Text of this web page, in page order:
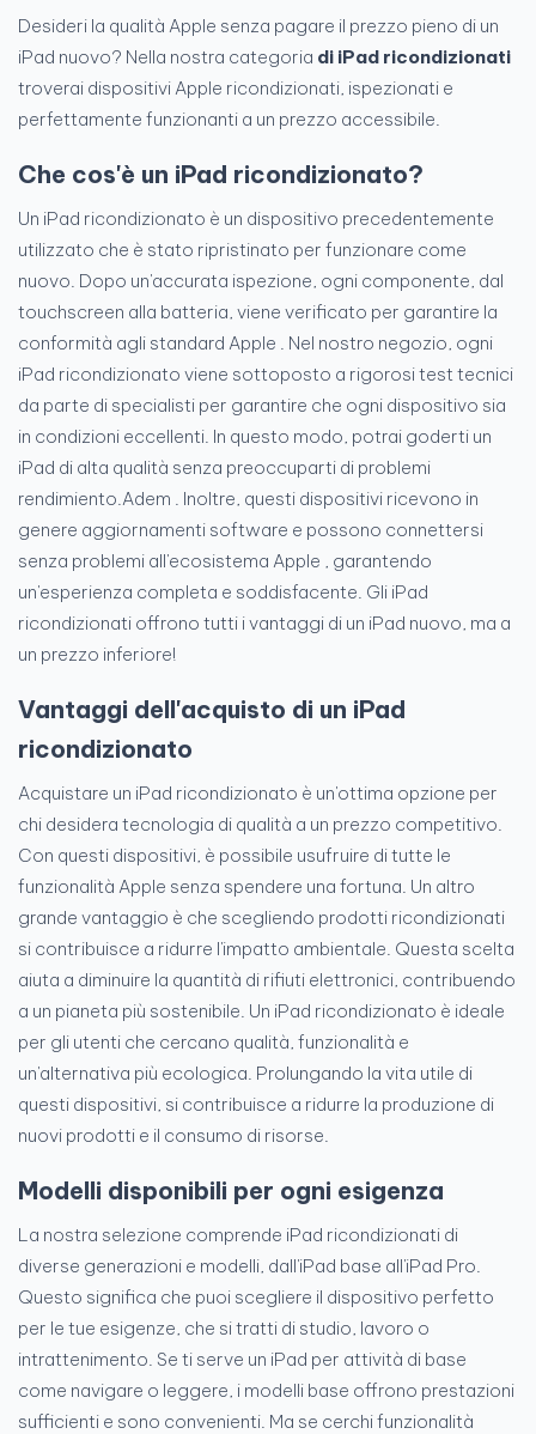
Desideri la qualità Apple senza pagare il prezzo pieno di un
iPad nuovo? Nella nostra categoria di iPad ricondizionati
troverai dispositivi Apple ricondizionati, ispezionati e
perfettamente funzionanti a un prezzo accessibile.
Che cos'è un iPad ricondizionato?
Un iPad ricondizionato è un dispositivo precedentemente
utilizzato che è stato ripristinato per funzionare come
nuovo. Dopo un'accurata ispezione, ogni componente, dal
touchscreen alla batteria, viene verificato per garantire la
conformità agli standard Apple . Nel nostro negozio, ogni
iPad ricondizionato viene sottoposto a rigorosi test tecnici
da parte di specialisti per garantire che ogni dispositivo sia
in condizioni eccellenti. In questo modo, potrai goderti un
iPad di alta qualità senza preoccuparti di problemi
rendimiento.Adem . Inoltre, questi dispositivi ricevono in
genere aggiornamenti software e possono connettersi
senza problemi all'ecosistema Apple , garantendo
un'esperienza completa e soddisfacente. Gli iPad
ricondizionati offrono tutti i vantaggi di un iPad nuovo, ma a
un prezzo inferiore!
Vantaggi dell'acquisto di un iPad
ricondizionato
Acquistare un iPad ricondizionato è un'ottima opzione per
chi desidera tecnologia di qualità a un prezzo competitivo.
Con questi dispositivi, è possibile usufruire di tutte le
funzionalità Apple senza spendere una fortuna. Un altro
grande vantaggio è che scegliendo prodotti ricondizionati
si contribuisce a ridurre l'impatto ambientale. Questa scelta
aiuta a diminuire la quantità di rifiuti elettronici, contribuendo
a un pianeta più sostenibile. Un iPad ricondizionato è ideale
per gli utenti che cercano qualità, funzionalità e
un'alternativa più ecologica. Prolungando la vita utile di
questi dispositivi, si contribuisce a ridurre la produzione di
nuovi prodotti e il consumo di risorse.
Modelli disponibili per ogni esigenza
La nostra selezione comprende iPad ricondizionati di
diverse generazioni e modelli, dall'iPad base all'iPad Pro.
Questo significa che puoi scegliere il dispositivo perfetto
per le tue esigenze, che si tratti di studio, lavoro o
intrattenimento. Se ti serve un iPad per attività di base
come navigare o leggere, i modelli base offrono prestazioni
sufficienti e sono convenienti. Ma se cerchi funzionalità